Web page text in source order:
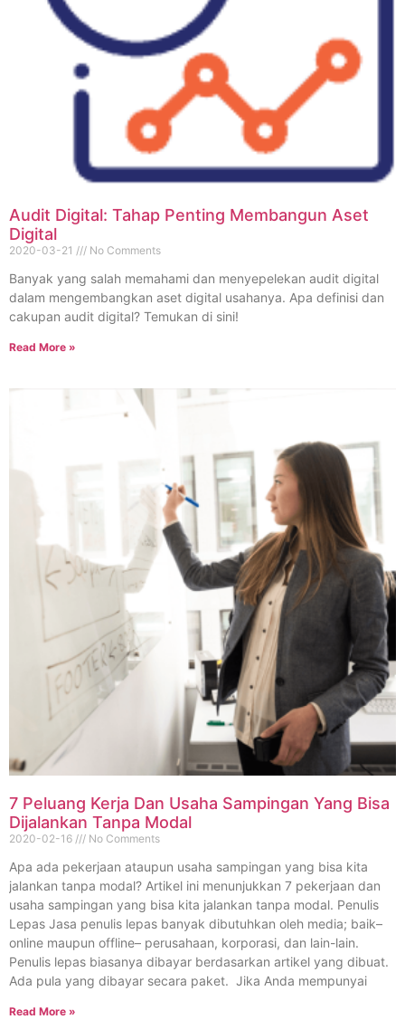
Audit Digital: Tahap Penting Membangun Aset
Digital
2020-03-21 No Comments
Banyak yang salah memahami dan menyepelekan audit digital
dalam mengembangkan aset digital usahanya. Apa definisi dan
cakupan audit digital? Temukan di sini!
Read More »
7 Peluang Kerja Dan Usaha Sampingan Yang Bisa
Dijalankan Tanpa Modal
2020-02-16 No Comments
Apa ada pekerjaan ataupun usaha sampingan yang bisa kita
jalankan tanpa modal? Artikel ini menunjukkan 7 pekerjaan dan
usaha sampingan yang bisa kita jalankan tanpa modal. Penulis
Lepas Jasa penulis lepas banyak dibutuhkan oleh media; baik–
online maupun offline– perusahaan, korporasi, dan lain-lain.
Penulis lepas biasanya dibayar berdasarkan artikel yang dibuat.
Ada pula yang dibayar secara paket. Jika Anda mempunyai
Read More »